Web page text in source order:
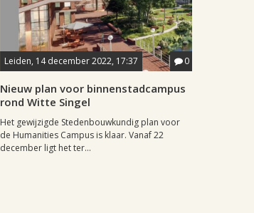
Leiden, 14 december 2022, 17:37 0
Nieuw plan voor binnenstadcampus
rond Witte Singel
Het gewijzigde Stedenbouwkundig plan voor
de Humanities Campus is klaar. Vanaf 22
december ligt het ter...